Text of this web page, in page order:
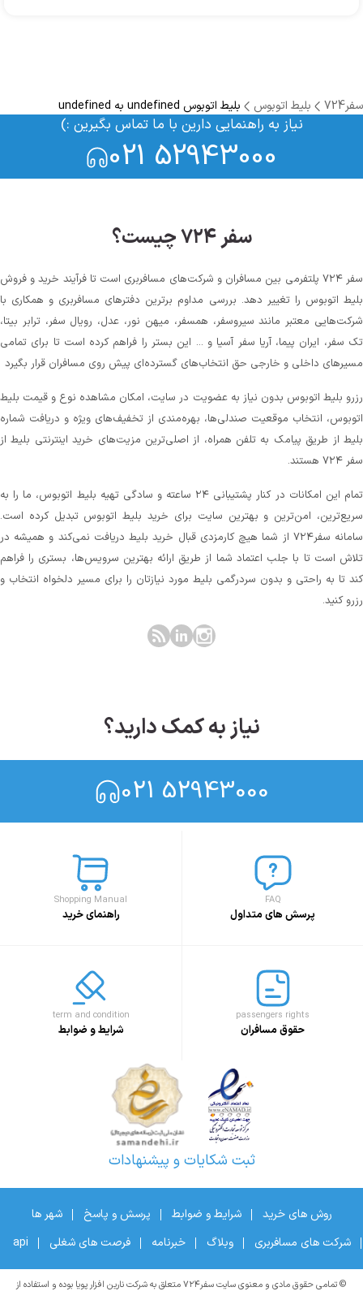
سفر724 بلیط اتوبوس بلیط اتوبوس undefined به undefined
نیاز به راهنمایی دارین با ما تماس بگیرین :)
021 52943000
سفر ۷۲۴ چیست؟
سفر ۷۲۴ پلتفرمی بین مسافران و شرکت‌های مسافربری است تا فرآیند خرید و فروش
بلیط اتوبوس را تغییر دهد. بررسی مداوم برترین دفترهای مسافربری و همکاری با
شرکت‌هایی معتبر مانند سیروسفر، همسفر، میهن‌ نور، عدل، رویال سفر، ترابر بیتا،
تک سفر، ایران پیما، آریا سفر آسیا و ... این بستر را فراهم کرده است تا برای تمامی
مسیرهای داخلی و خارجی حق انتخاب‌های گسترده‌ای پیش روی مسافران قرار بگیرد
رزرو بلیط اتوبوس بدون نیاز به عضویت در سایت، امکان مشاهده نوع و قیمت بلیط
اتوبوس، انتخاب موقعیت صندلی‌ها، بهره‌مندی از تخفیف‌های ویژه و دریافت شماره‌
بلیط از طریق پیامک به تلفن همراه، از اصلی‌ترین مزیت‌های خرید اینترنتی بلیط از
سفر ۷۲۴ هستند.
تمام این امکانات در کنار پشتیبانی‌ ۲۴ ساعته و سادگی تهیه بلیط اتوبوس، ما را به
سریع‌ترین، امن‌ترین و بهترین سایت برای خرید بلیط اتوبوس تبدیل کرده است.
سامانه سفر۷۲۴ از شما هیچ کارمزدی قبال خرید بلیط دریافت نمی‌کند و همیشه در
تلاش است تا با جلب اعتماد شما از طریق ارائه بهترین سرویس‌ها، بستری را فراهم
کند تا به راحتی و بدون سردرگمی بلیط مورد نیازتان را برای مسیر دلخواه انتخاب و
رزرو کنید.
نیاز به کمک دارید؟
021 52943000
FAQ
پرسش های متداول
Shopping Manual
راهنمای خرید
passengers rights
حقوق مسافران
term and condition
شرایط و ضوابط
ثبت شکایات و پیشنهادات
روش های خرید شرایط و ضوابط پرسش و پاسخ
شهر ها
شرکت های مسافربری
وبلاگ خبرنامه فرصت های شغلی api
© تمامی حقوق مادی و معنوی سایت سفر۷۲۴ متعلق به شرکت نارین افزار پویا بوده و استفاده از